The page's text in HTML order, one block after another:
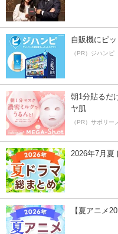
自販機にピ
（PR）ジハンピ
朝1分貼るだ
ヤ肌
（PR）サボリー
2026年7月夏
【夏アニメ